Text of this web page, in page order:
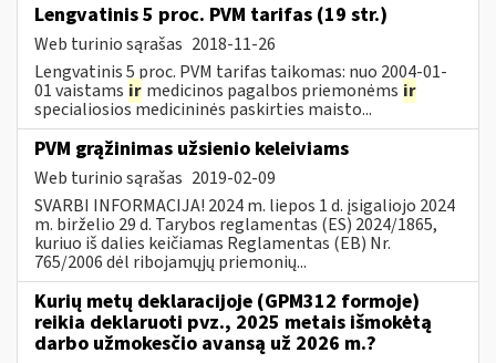
Lengvatinis 5 proc. PVM tarifas (19 str.)
Web turinio sąrašas 2018-11-26
Lengvatinis 5 proc. PVM tarifas taikomas: nuo 2004-01-
01 vaistams ir medicinos pagalbos priemonėms ir
specialiosios medicininės paskirties maisto...
PVM grąžinimas užsienio keleiviams
Web turinio sąrašas 2019-02-09
SVARBI INFORMACIJA! 2024 m. liepos 1 d. įsigaliojo 2024
m. birželio 29 d. Tarybos reglamentas (ES) 2024/1865,
kuriuo iš dalies keičiamas Reglamentas (EB) Nr.
765/2006 dėl ribojamųjų priemonių...
Kurių metų deklaracijoje (GPM312 formoje)
reikia deklaruoti pvz., 2025 metais išmokėtą
darbo užmokesčio avansą už 2026 m.?